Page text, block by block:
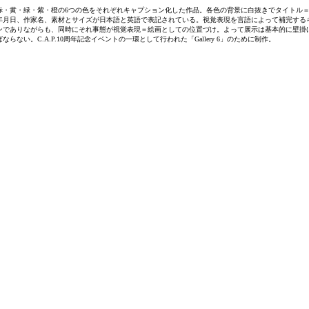
・黄・緑・紫・橙の6つの色をそれぞれキャプション化した作品。 各色の背景に白抜きでタイトル＝
月日、作家名、素材とサイズが日本語と英語で表記されている。視覚表現を言語によって補完する
でありながらも、同時にそれ事態が視覚表現＝絵画としての位置づけ。よって展示は基本的に壁掛
ならない。C.A.P.10周年記念イベントの一環として行われた「Gallery 6」のために制作。